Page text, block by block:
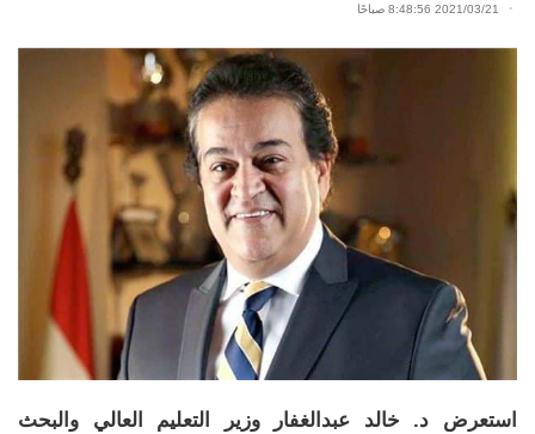
2021/03/21 8:48:56 صباحًا
استعرض د. خالد عبدالغفار وزير التعليم العالي والبحث